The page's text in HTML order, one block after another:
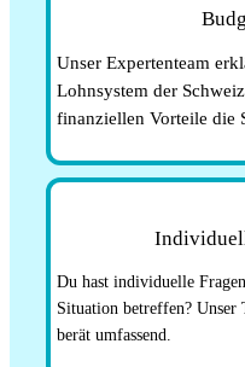
Unser Expertenteam
Lohnsystem der
finanziellen Vorteile die
Du hast individuelle
Situation betreffen? Unser
berät umfassend.